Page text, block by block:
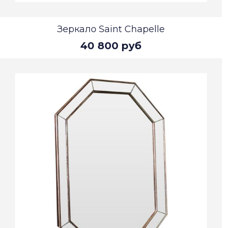
Зеркало Saint Chapelle
40 800 руб